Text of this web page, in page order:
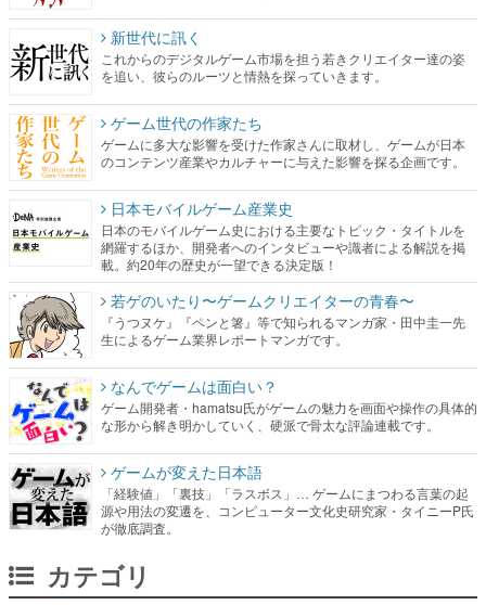
新世代に訊く
これからのデジタルゲーム市場を担う若きクリエイター達の姿
を追い、彼らのルーツと情熱を探っていきます。
ゲーム世代の作家たち
ゲームに多大な影響を受けた作家さんに取材し、ゲームが日本
のコンテンツ産業やカルチャーに与えた影響を探る企画です。
日本モバイルゲーム産業史
日本のモバイルゲーム史における主要なトピック・タイトルを
網羅するほか、開発者へのインタビューや識者による解説を掲
載。約20年の歴史が一望できる決定版！
若ゲのいたり〜ゲームクリエイターの青春〜
『うつヌケ』『ペンと箸』等で知られるマンガ家・田中圭一先
生によるゲーム業界レポートマンガです。
なんでゲームは面白い？
ゲーム開発者・hamatsu氏がゲームの魅力を画面や操作の具体的
な形から解き明かしていく、硬派で骨太な評論連載です。
ゲームが変えた日本語
「経験値」「裏技」「ラスボス」… ゲームにまつわる言葉の起
源や用法の変遷を、コンピューター文化史研究家・タイニーP氏
が徹底調査。
カテゴリ